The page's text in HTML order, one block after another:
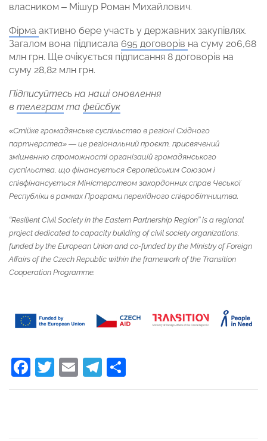
власником – Мішур Роман Михайлович.
Фірма активно бере участь у державних закупівлях.
Загалом вона підписала 695 договорів на суму 206,68
млн грн. Ще очікується підписання 8 договорів на
суму 28,82 млн грн.
Підписуйтесь на наші оновлення
в телеграм та фейсбук
«Стійке громадянське суспільство в регіоні Східного
партнерства» — це регіональний проєкт, присвячений
зміцненню спроможності організацій громадянського
суспільства, що фінансується Європейським Союзом і
співфінансується Міністерством закордонних справ Чеської
Республіки в рамках Програми перехідного співробітництва.
“Resilient Civil Society in the Eastern Partnership Region” is a regional
project dedicated to capacity building of civil society organizations,
funded by the European Union and co-funded by the Ministry of Foreign
Affairs of the Czech Republic within the framework of the Transition
Cooperation Programme.
Facebook
Twitter
EmailTelegram